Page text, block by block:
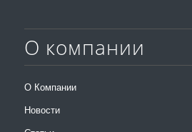
О компании
О Компании
Новости